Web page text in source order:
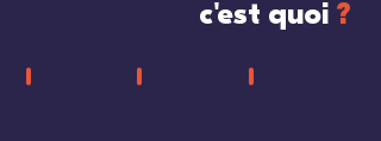
c'est quoi ?